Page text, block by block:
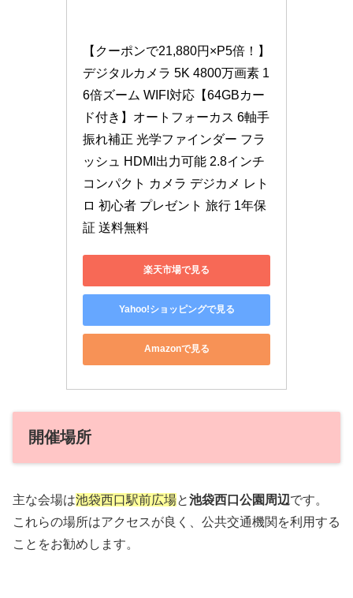
【クーポンで21,880円×P5倍！】
デジタルカメラ 5K 4800万画素 1
6倍ズーム WIFI対応【64GBカー
ド付き】オートフォーカス 6軸手
振れ補正 光学ファインダー フラ
ッシュ HDMI出力可能 2.8インチ
コンパクト カメラ デジカメ レト
ロ 初心者 プレゼント 旅行 1年保
証 送料無料
楽天市場で見る
Yahoo!ショッピングで見る
Amazonで見る
開催場所
主な会場は池袋西口駅前広場と池袋西口公園周辺です。
これらの場所はアクセスが良く、公共交通機関を利用する
ことをお勧めします。